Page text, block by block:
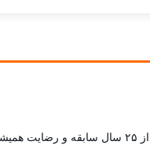
کافی الکتریک با بیش از ۲۵ سال سابقه و رضایت